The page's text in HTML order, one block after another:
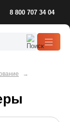
8 800 707 34 04